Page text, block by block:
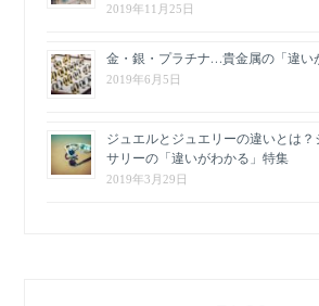
2019年11月25日
金・銀・プラチナ…貴金属の「違い
2019年6月5日
ジュエルとジュエリーの違いとは
サリーの「違いがわかる」特集
2019年3月29日